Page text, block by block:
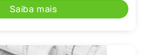
Saiba mais